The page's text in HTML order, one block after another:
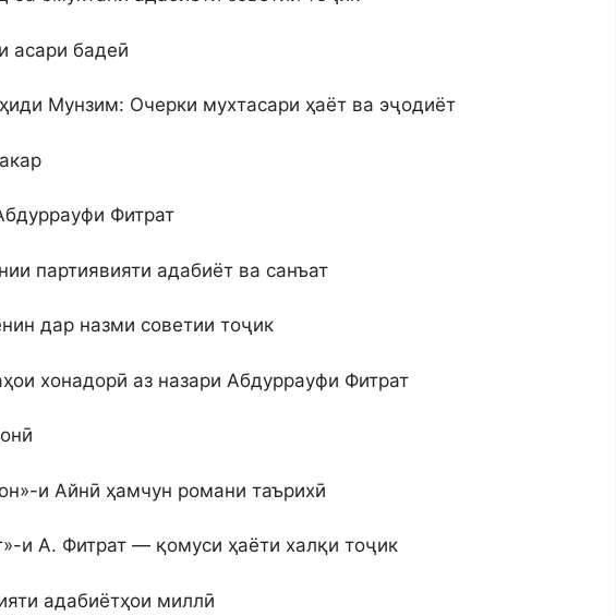
асари бадеӣ
Мунзим: Очерки мухтасари ҳаёт ва эҷодиёт
Фитрат
партиявияти адабиёт ва санъат
дар назми советии тоҷик
хонадорӣ аз назари Абдуррауфи Фитрат
и Айнӣ ҳамчун романи таърихӣ
и А. Фитрат — қомуси ҳаёти халқи тоҷик
адабиётҳои миллӣ